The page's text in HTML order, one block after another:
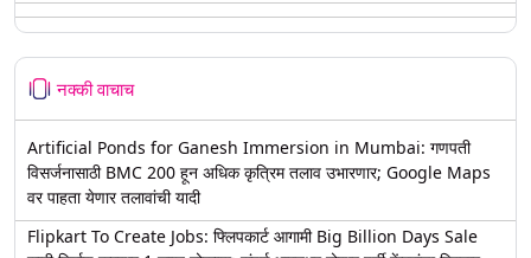
नक्की वाचाच
Artificial Ponds for Ganesh Immersion in Mumbai: गणपती
विसर्जनासाठी BMC 200 हून अधिक कृत्रिम तलाव उभारणार; Google Maps
वर पाहता येणार तलावांची यादी
Flipkart To Create Jobs: फ्लिपकार्ट आगामी Big Billion Days Sale